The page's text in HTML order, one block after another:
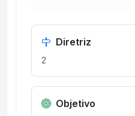
Diretriz
2
Objetivo